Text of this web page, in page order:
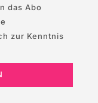
das Abo
zur Kenntnis